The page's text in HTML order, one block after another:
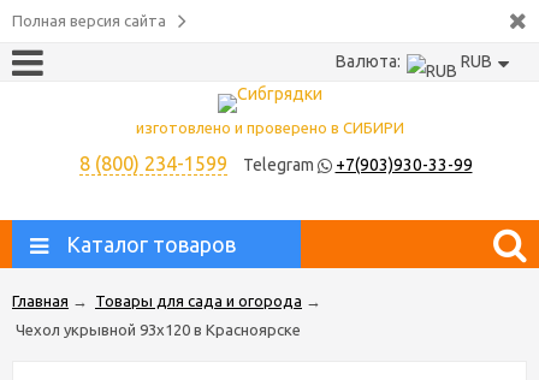
Полная версия сайта
Валюта: RUB
изготовлено и проверено в СИБИРИ
8 (800) 234-1599 Telegram +7(903)930-33-99
Каталог товаров
Главная → Товары для сада и огорода →
Чехол укрывной 93х120 в Красноярске